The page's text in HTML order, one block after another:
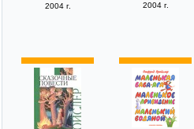
2004 г.
2004 г.